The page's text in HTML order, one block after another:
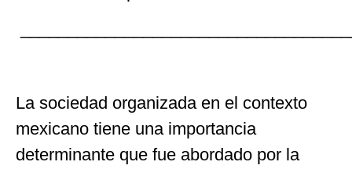
La sociedad organizada en el contexto
mexicano tiene una importancia
determinante que fue abordado por la